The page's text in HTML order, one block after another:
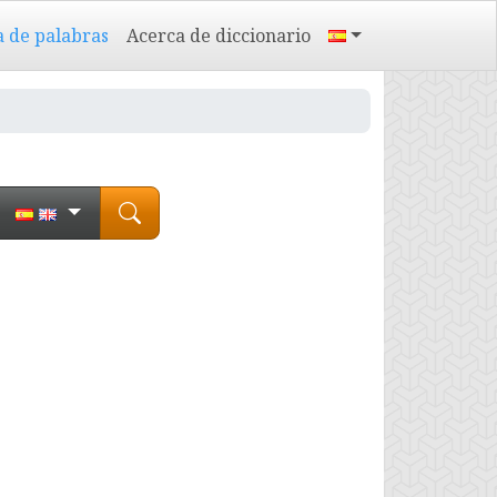
de palabras Acerca de diccionario